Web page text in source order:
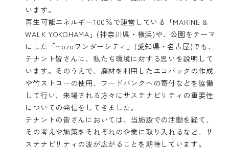
います。
再生可能エネルギー100％で運営している「MARINE &
WALK YOKOHAMA」(神奈川県・横浜)や、公園をテーマ
にした「mozoワンダーシティ」(愛知県・名古屋)でも、
テナント皆さんに、私たち環境に対する思いを説明して
います。そのうえで、廃材を利用したエコバックの作成
や竹ストローの使用、フードバンクへの寄付などを協働
して行い、来場される方々にサステナビリティの重要性
についての発信をしてきました。
テナントの皆さんにおいては、当施設での活動を経て、
その考えや施策をそれぞれの企業に取り入れるなど、サ
ステナビリティの波が広がることを期待しています。